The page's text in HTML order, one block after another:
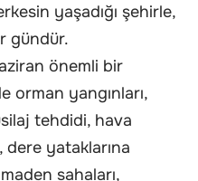
yaşadığı şehirle,
gündür.
önemli bir
orman yangınları,
tehdidi, hava
dere yataklarına
sahaları,